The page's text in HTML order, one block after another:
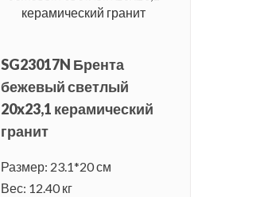
SG23017N Брента
бежевый светлый
20x23,1 керамический
гранит
Размер: 23.1*20 см
Вес: 12.40 кг